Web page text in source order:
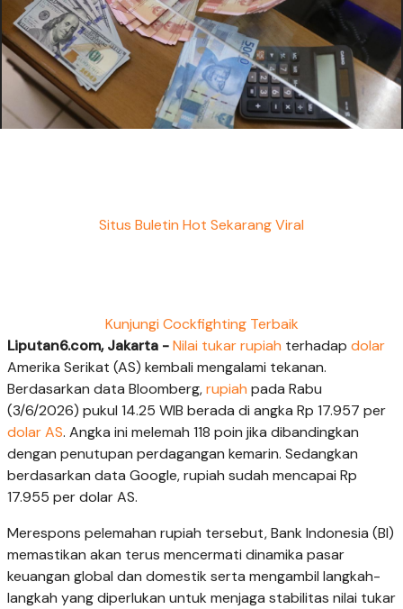
Situs Buletin Hot Sekarang Viral
Kunjungi Cockfighting Terbaik
Liputan6.com, Jakarta -Nilai tukar rupiah terhadap dolar
Amerika Serikat (AS) kembali mengalami tekanan.
Berdasarkan data Bloomberg,rupiah pada Rabu
(3/6/2026) pukul 14.25 WIB berada di angka Rp 17.957 per
dolar AS. Angka ini melemah 118 poin jika dibandingkan
dengan penutupan perdagangan kemarin. Sedangkan
berdasarkan data Google, rupiah sudah mencapai Rp
17.955 per dolar AS.
Merespons pelemahan rupiah tersebut, Bank Indonesia (BI)
memastikan akan terus mencermati dinamika pasar
keuangan global dan domestik serta mengambil langkah-
langkah yang diperlukan untuk menjaga stabilitas nilai tukar